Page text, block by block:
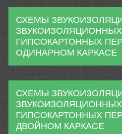
СХЕМЫ
ЗВУКОИЗОЛЯЦИОННЫХ
ГИПСОКАРТОННЫХ
ОДИНАРНОМ КАРКАСЕ
СХЕМЫ
ЗВУКОИЗОЛЯЦИОННЫХ
ГИПСОКАРТОННЫХ
ДВОЙНОМ КАРКАСЕ